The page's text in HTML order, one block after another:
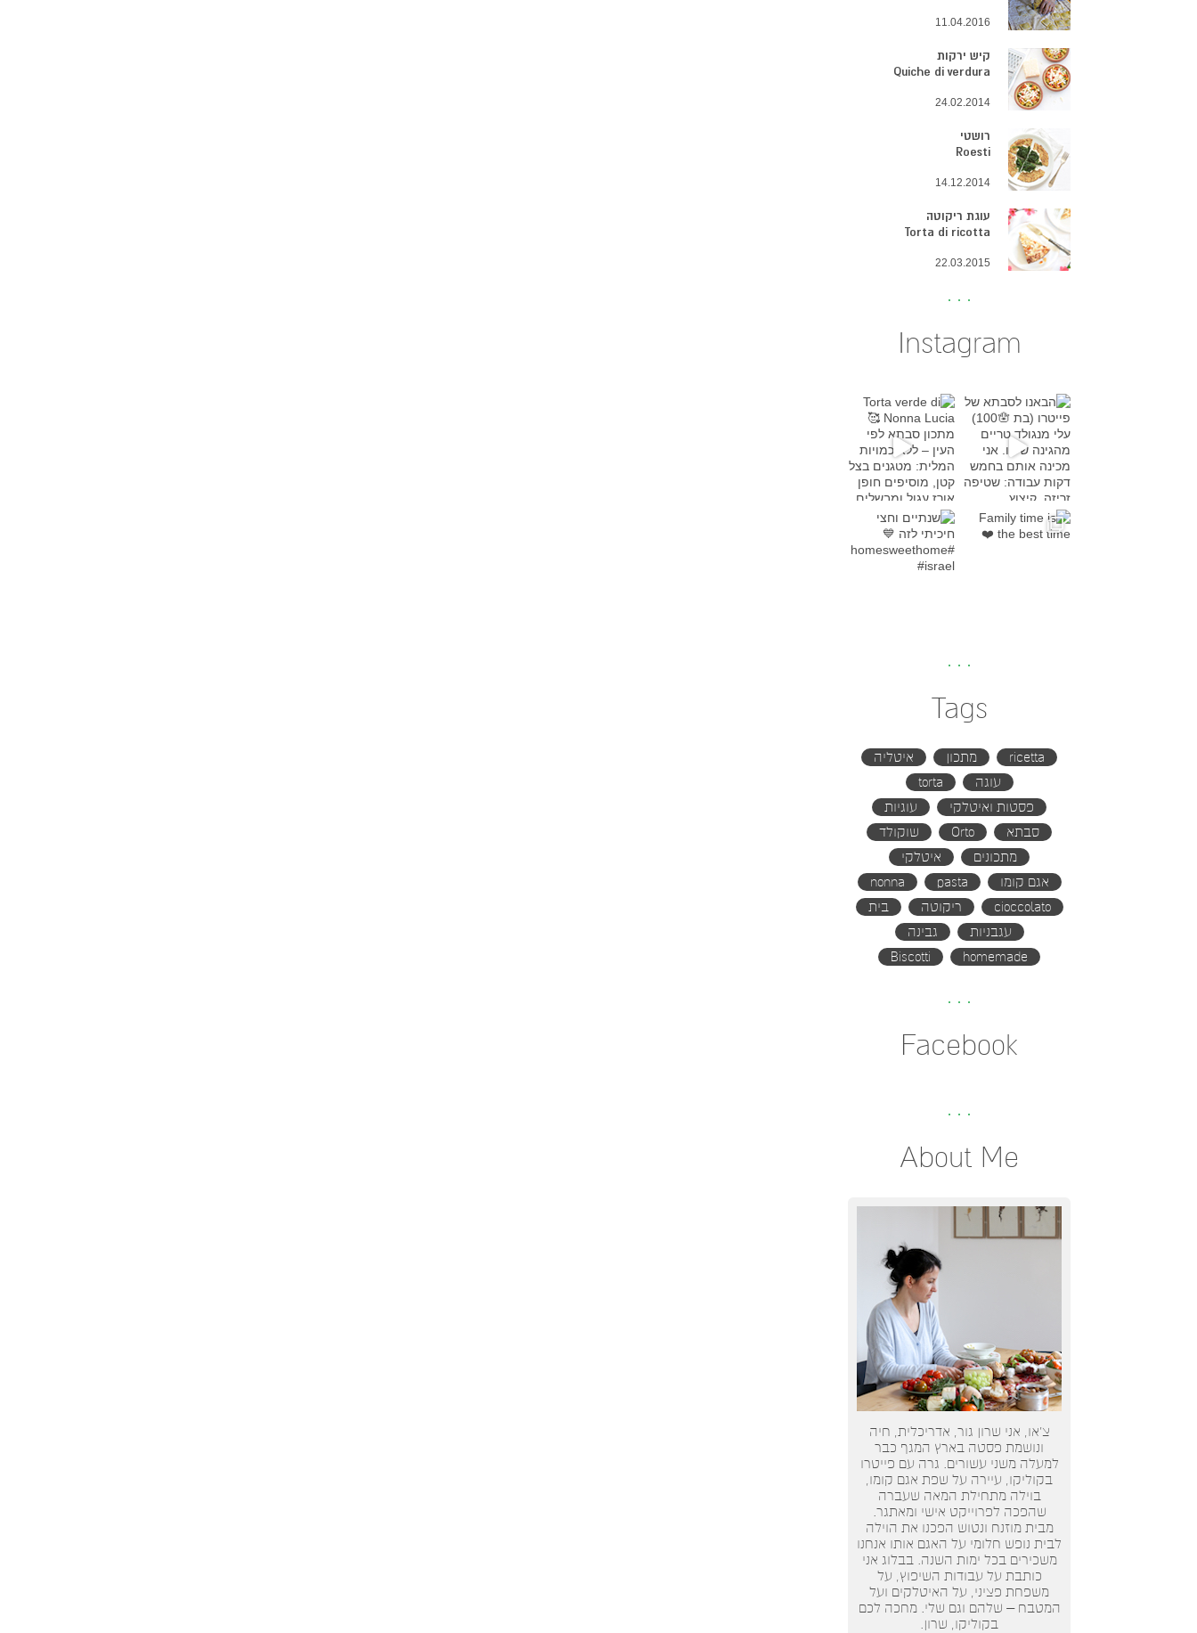
11.04.2016
קיש ירקות
Quiche di verdura
24.02.2014
רושטי
Roesti
14.12.2014
עוגת ריקוטה
Torta di ricotta
22.03.2015
Instagram
Torta verde di Nonna Lucia מתכון סבת
שנתיים וחצי חיכיתי לזה
Tags
ricetta מתכון
איטליה
עוגה
torta
פסטות ואיטלקי
עוגיות
סבתא
Orto
שוקולד
מתכונים
איטלקי
אגם קומו
pasta
nonna
cioccolato
ריקוטה
בית
עגבניות
גבינה
homemade
Biscotti
Facebook
About Me
צ’או, אני שרון גור, אדריכלית, חיה
ונושמת פסטה בארץ המגף כבר
למעלה משני עשורים. גרה עם פייטרו
בקוליקו, עיירה על שפת אגם קומו,
בוילה מתחילת המאה שעברה
שהפכה לפרוייקט אישי ומאתגר.
מבית מוזנח ונטוש הפכנו את הוילה
לבית נופש חלומי על האגם אותו אנחנו
משכירים בכל ימות השנה. בבלוג אני
כותבת על עבודות השיפוץ, על
משפחת פציני, על האיטלקים ועל
המטבח – שלהם וגם שלי. מחכה לכם
בקוליקו, שרון.